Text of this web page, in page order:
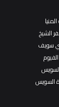
الشيخ
سويف
السويس